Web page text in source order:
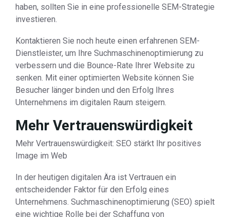
haben, sollten Sie in eine professionelle SEM-Strategie
investieren.
Kontaktieren Sie noch heute einen erfahrenen SEM-
Dienstleister, um Ihre Suchmaschinenoptimierung zu
verbessern und die Bounce-Rate Ihrer Website zu
senken. Mit einer optimierten Website können Sie
Besucher länger binden und den Erfolg Ihres
Unternehmens im digitalen Raum steigern.
Mehr Vertrauenswürdigkeit
Mehr Vertrauenswürdigkeit: SEO stärkt Ihr positives
Image im Web
In der heutigen digitalen Ära ist Vertrauen ein
entscheidender Faktor für den Erfolg eines
Unternehmens. Suchmaschinenoptimierung (SEO) spielt
eine wichtige Rolle bei der Schaffung von